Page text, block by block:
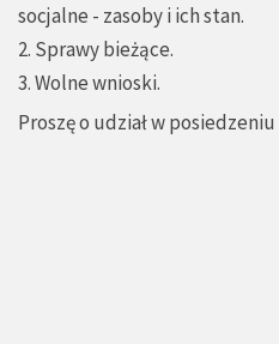
socjalne - zasoby i ich stan.
2. Sprawy bieżące.
3. Wolne wnioski.
Proszę o udział w